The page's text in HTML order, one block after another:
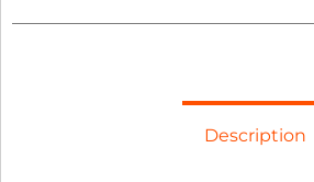
Description